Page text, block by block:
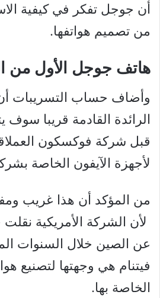
أن جوجل تفكر في كيفية
من تصميم هواتفها.
هاتف جوجل الأول من
وأضاف حساب التسريبات
الرائدة القادمة قريبا سوف
قبل شركة فوكسكون
لأجهزة الآيفون الخاصة
من المؤكد أن هذا غريب
لأن الشركة الأمريكية نقلت
عن الصين خلال السنوات
فيتنام هي وجهتها لتصنيع
الخاصة بها.